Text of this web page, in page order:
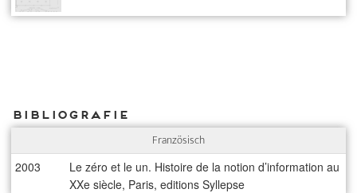
Bibliografie
Französisch
2003
Le zéro et le un. Histoire de la notion d’information au
XXe siècle, Paris, editions Syllepse